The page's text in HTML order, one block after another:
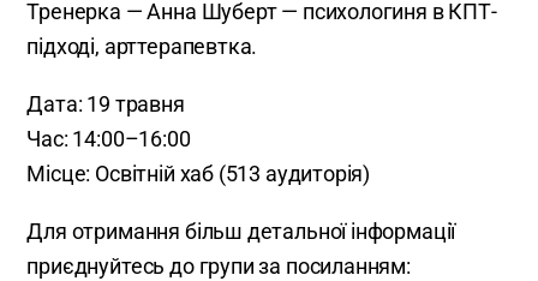
Тренерка — Анна Шуберт — психологиня в КПТ-
підході, арттерапевтка.
Дата: 19 травня
Час: 14:00–16:00
Місце: Освітній хаб (513 аудиторія)
Для отримання більш детальної інформації
приєднуйтесь до групи за посиланням: